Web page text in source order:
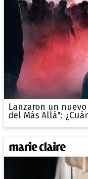
Lanzaron un
del Más Allá":